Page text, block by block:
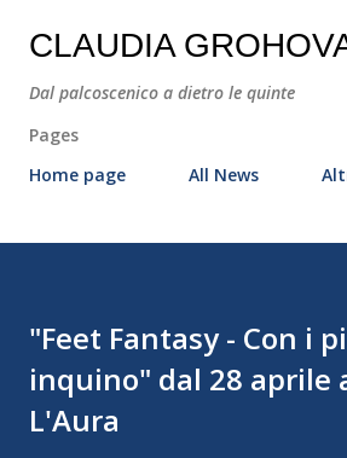
Passa ai contenuti
CLAUDIA
Dal palcoscenico a dietro le quinte
Pages
Home page
All News
"Feet Fantasy - Con i
inquino" dal 28 aprile
L'Aura